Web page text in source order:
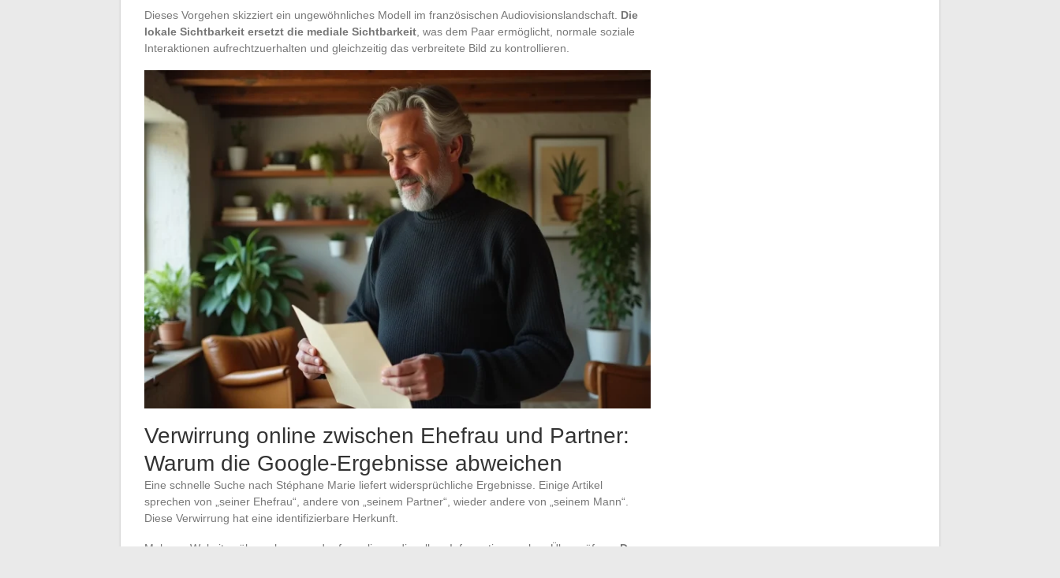
Dieses Vorgehen skizziert ein ungewöhnliches Modell im französischen Audiovisionslandschaft. Die
lokale Sichtbarkeit ersetzt die mediale Sichtbarkeit, was dem Paar ermöglicht, normale soziale
Interaktionen aufrechtzuerhalten und gleichzeitig das verbreitete Bild zu kontrollieren.
Verwirrung online zwischen Ehefrau und Partner:
Warum die Google-Ergebnisse abweichen
Eine schnelle Suche nach Stéphane Marie liefert widersprüchliche Ergebnisse. Einige Artikel
sprechen von „seiner Ehefrau“, andere von „seinem Partner“, wieder andere von „seinem Mann“.
Diese Verwirrung hat eine identifizierbare Herkunft.
Mehrere Websites übernehmen und reformulieren dieselben Informationen ohne Überprüfung. Der